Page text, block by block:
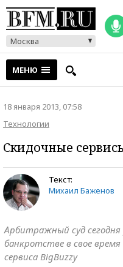
Москва
МЕНЮ
18 января 2013, 07:58
Технологии
Скидочные
Текст:
Михаил Баженов
Арбитражный суд
банкротстве в свое время
сервиса BigBuzzy